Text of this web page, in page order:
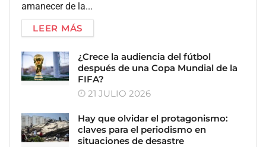
amanecer de la...
LEER MÁS
¿Crece la audiencia del fútbol
después de una Copa Mundial de la
FIFA?
21 JULIO 2026
Hay que olvidar el protagonismo:
claves para el periodismo en
situaciones de desastre